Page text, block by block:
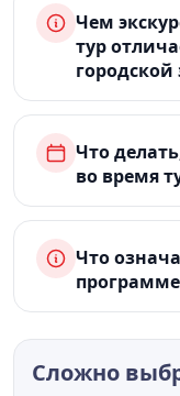
Чем
тур
городской
Что
во время
Что
Сложно